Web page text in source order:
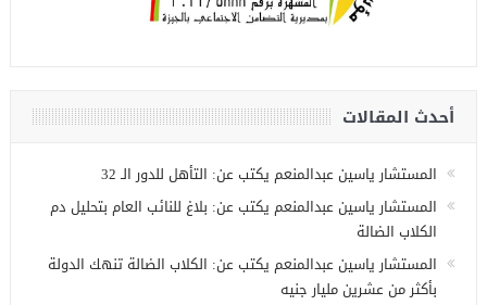
أحدث المقالات
المستشار ياسين عبدالمنعم يكتب عن: التأهل للدور الـ 32
المستشار ياسين عبدالمنعم يكتب عن: بلاغ للنائب العام بتحليل دم
الكلاب الضالة
المستشار ياسين عبدالمنعم يكتب عن: الكلاب الضالة تنهك الدولة
بأكثر من عشرين مليار جنيه